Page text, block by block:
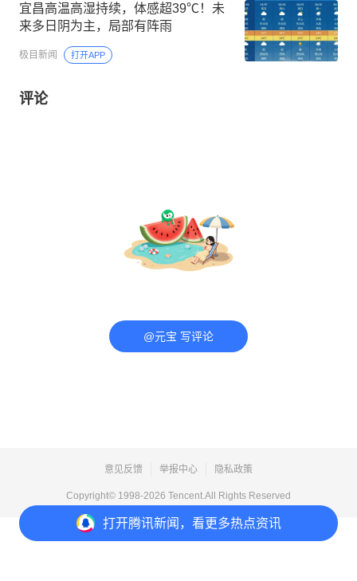
打开腾讯新闻，看更多热点资讯
宜昌高温高湿持续，体感超39℃！未
来多日阴为主，局部有阵雨
极目新闻 打开APP
评论
@元宝 写评论
意见反馈 举报中心 隐私政策
Copyright© 1998-2026 Tencent.All Rights Reserved